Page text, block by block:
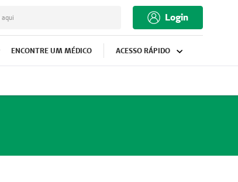
aqui Login
ENCONTRE UM MÉDICO ACESSO RÁPIDO